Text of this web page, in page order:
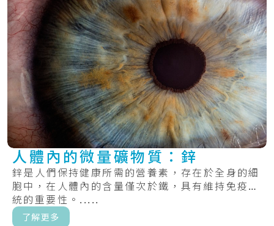
人體內的微量礦物質：鋅
鋅是人們保持健康所需的營養素，存在於全身的細
胞中，在人體內的含量僅次於鐵，具有維持免疫系
統的重要性。.....
了解更多